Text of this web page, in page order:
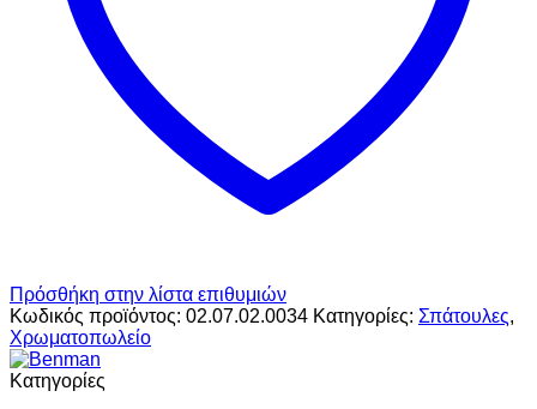
Πρόσθήκη στην λίστα επιθυμιών
Κωδικός προϊόντος: 02.07.02.0034 Κατηγορίες: Σπάτουλες,
Χρωματοπωλείο
Κατηγορίες